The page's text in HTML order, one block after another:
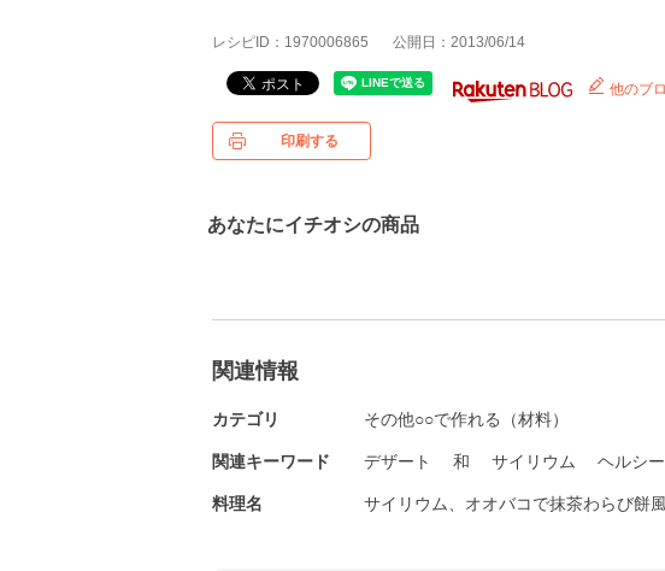
レシピID：1970006865 公開日：2013/06/14
他のブ
印刷する
あなたにイチオシの商品
関連情報
カテゴリ その他○○で作れる（材料）
関連キーワード デザート 和 サイリウム ヘルシー
料理名 サイリウム、オオバコで抹茶わらび餅風